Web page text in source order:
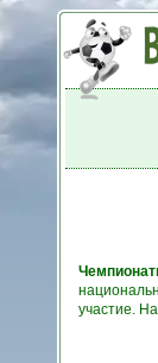
участие.